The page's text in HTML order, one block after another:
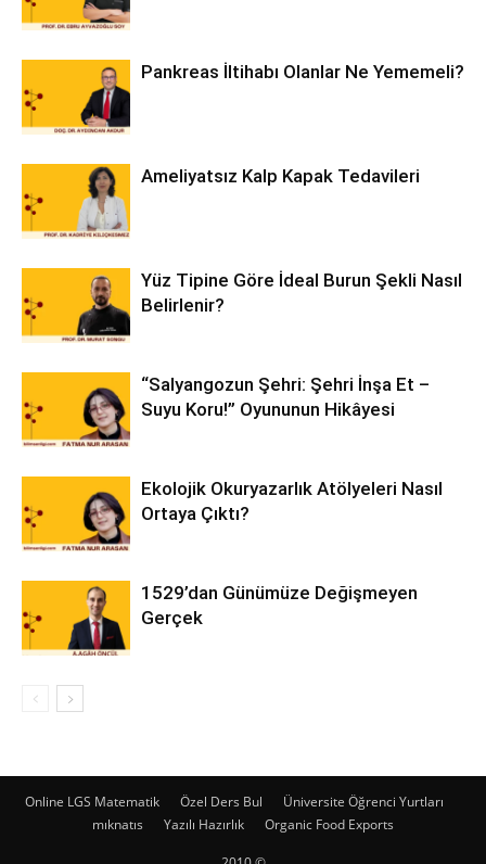
Pankreas İltihabı Olanlar Ne Yememeli?
Ameliyatsız Kalp Kapak Tedavileri
Yüz Tipine Göre İdeal Burun Şekli Nasıl
Belirlenir?
“Salyangozun Şehri: Şehri İnşa Et –
Suyu Koru!” Oyununun Hikâyesi
Ekolojik Okuryazarlık Atölyeleri Nasıl
Ortaya Çıktı?
1529’dan Günümüze Değişmeyen
Gerçek
Online LGS Matematik Özel Ders Bul
Üniversite Öğrenci Yurtları
mıknatıs
Yazılı Hazırlık Organic Food Exports